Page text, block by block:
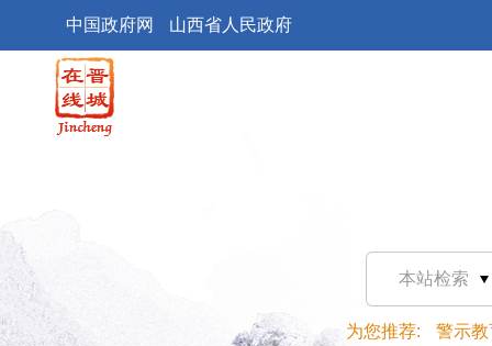
中国政府网 山西省人民政府
本站检索
为您推荐: 警示教